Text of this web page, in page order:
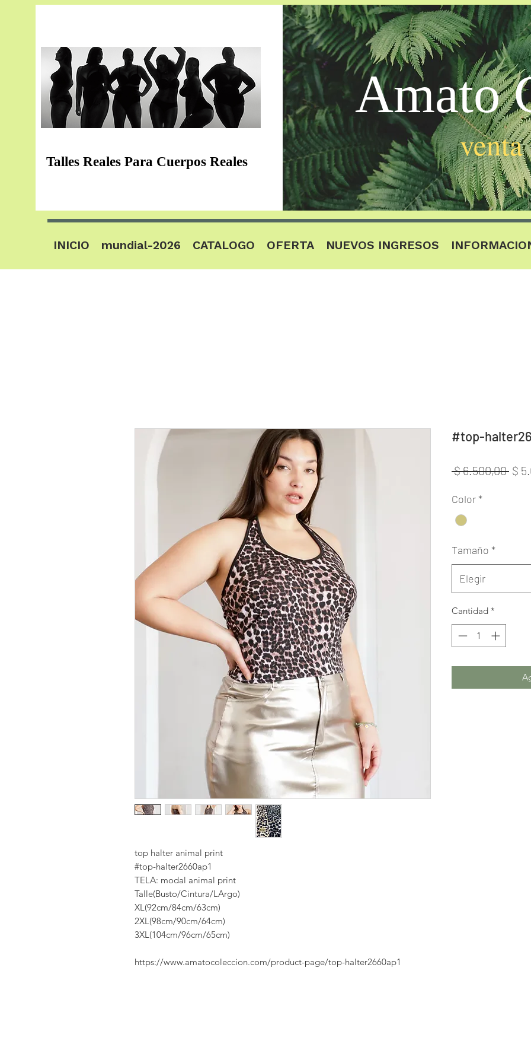
Talles Reales Para Cuerpos Reales
Amato
INICIO mundial-2026 CATALOGO OFERTA NUEVOS INGRESOS
top halter animal print
#top-halter2660ap1
TELA: modal animal print
Talle(Busto/Cintura/LArgo)
XL(92cm/84cm/63cm)
2XL(98cm/90cm/64cm)
3XL(104cm/96cm/65cm)
https://www.amatocoleccion.com/product-page/top-halter2660ap1
#top-
$ 6.500,00 $
Color*
Tamaño *
Elegir
Cantidad *